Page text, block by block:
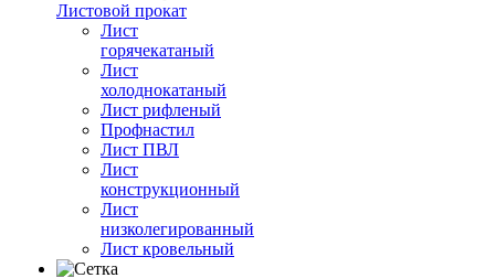
Листовой прокат
Лист
горячекатаный
Лист
холоднокатаный
Лист рифленый
Профнастил
Лист ПВЛ
Лист
конструкционный
Лист
низколегированный
Лист кровельный